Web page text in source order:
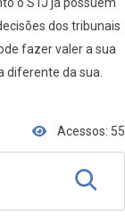
o STJ já possuem
dos tribunais
fazer valer a sua
diferente da sua.
Acessos: 55